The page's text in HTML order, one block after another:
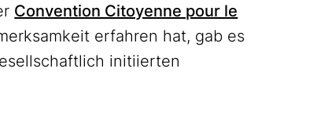
Convention Citoyenne pour le
erfahren hat, gab es
initiierten